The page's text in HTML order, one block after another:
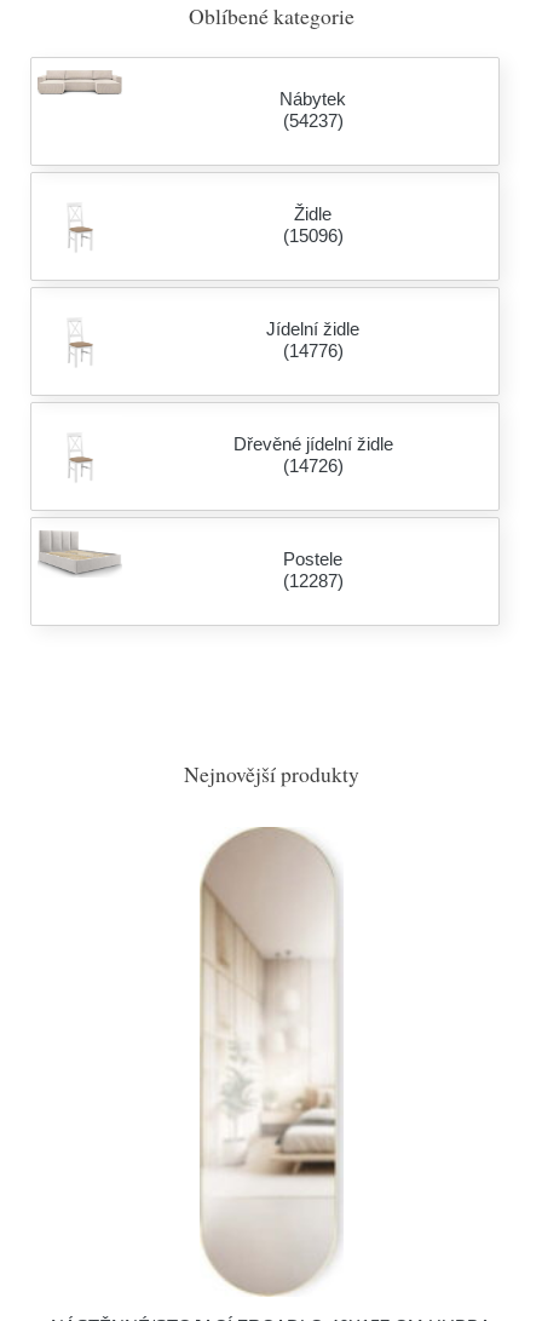
Oblíbené kategorie
Nábytek
(54237)
Židle
(15096)
Jídelní židle
(14776)
Dřevěné jídelní židle
(14726)
Postele
(12287)
Nejnovější produkty